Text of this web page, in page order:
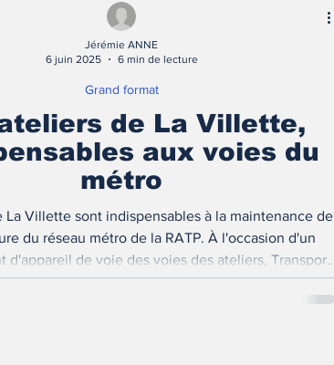
de La Villette,
aux voies du
métro
La Villette sont indispensables à la maintenance de
du réseau métro de la RATP. À l'occasion d'un
d'appareil de voie des voies des ateliers, Transports
(TEM) a pu découvrir ce lieu hautement
Grand format
Jérémie ANNE
6 juin 2025
6 min de lecture